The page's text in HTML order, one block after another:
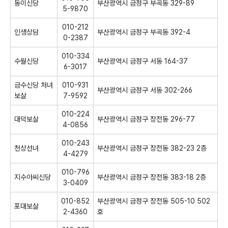
동이신당
5-9870
부산광역시 금정구 부곡동 329-89
인생상담
010-212
0-2387
부산광역시 금정구 부곡동 392-4
수월신당
010-334
6-3017
부산광역시 금정구 서동 164-37
금수신당 처녀
보살
010-931
7-9592
부산광역시 금정구 서동 302-266
대덕보살
010-224
4-0856
부산광역시 금정구 장전동 296-77
천상선녀
010-243
4-4279
부산광역시 금정구 장전동 382-23 2층
지수아씨신당
010-796
3-0409
부산광역시 금정구 장전동 383-18 2층
포대보살
010-852
2-4360
부산광역시 금정구 장전동 505-10 502
호